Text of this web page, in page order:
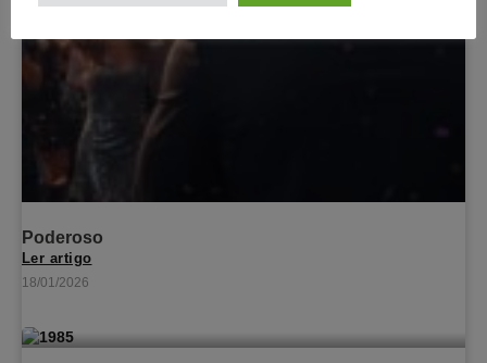
Poderoso
Ler artigo
18/01/2026